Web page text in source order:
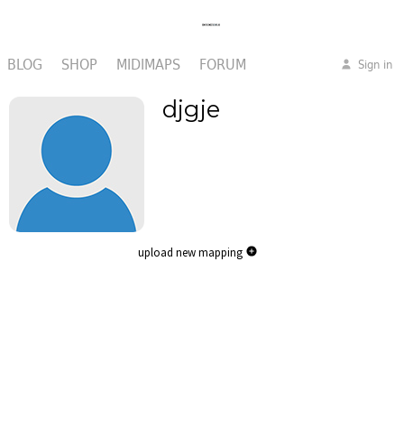
BLOG SHOP MIDIMAPS FORUM Sign in
djgje
upload new mapping